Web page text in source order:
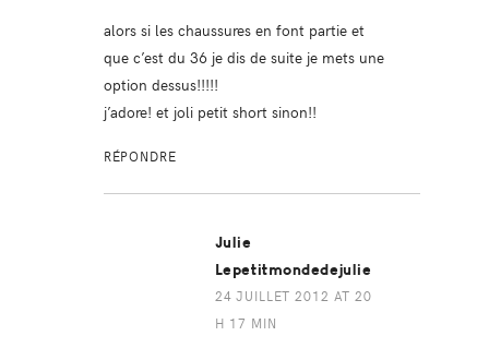
alors si les chaussures en font partie et
que c’est du 36 je dis de suite je mets une
option dessus!!!!!
j’adore! et joli petit short sinon!!
RÉPONDRE
Julie
Lepetitmondedejulie
24 JUILLET 2012 AT 20
H 17 MIN